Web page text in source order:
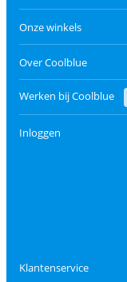
Onze winkels
Over Coolblue
Werken bij Coolblue
Inloggen
Klantenservice